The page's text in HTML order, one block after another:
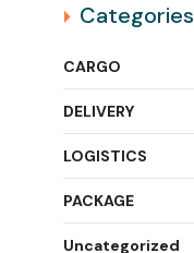
Categories
CARGO
DELIVERY
LOGISTICS
PACKAGE
Uncategorized